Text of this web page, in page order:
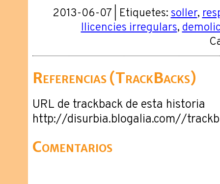
2013-06-07 | Etiquetes:soller,
llicencies irregulars,
Referencias (TrackBacks)
URL de trackback de esta historia
http://disurbia.blogalia.com//
Comentarios